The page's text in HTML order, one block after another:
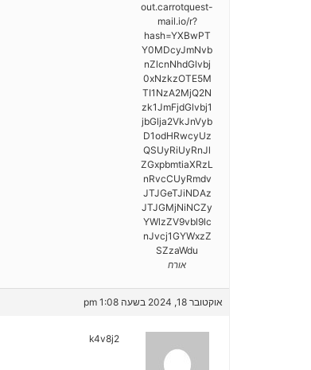
out.carrotquest-
mail.io/r?
hash=YXBwPT
Y0MDcyJmNvb
nZlcnNhdGlvbj
0xNzkzOTE5M
TI1NzA2MjQ2N
zk1JmFjdGlvbj1
jbGlja2VkJnVyb
D1odHRwcyUz
QSUyRiUyRnJl
ZGxpbmtiaXRzL
nRvcCUyRmdv
JTJGeTJiNDAz
JTJGMjNiNCZy
YWlzZV9vbl9lc
nJvcj1GYWxzZ
SZzaWdu
אורח
אוקטובר 18, 2024 בשעה 1:08 pm
k4v8j2